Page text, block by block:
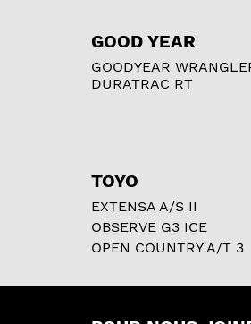
GOOD YEAR
GOODYEAR
DURATRAC RT
TOYO
EXTENSA A/S II
OBSERVE G3 ICE
OPEN COUNTRY A/T 3